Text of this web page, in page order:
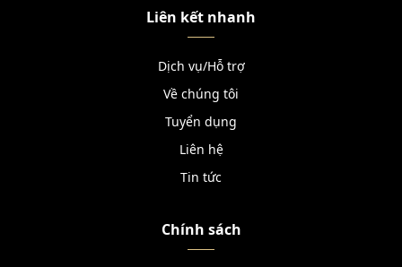
Liên kết nhanh
Dịch vụ/Hỗ trợ
Về chúng tôi
Tuyển dụng
Liên hệ
Tin tức
Chính sách